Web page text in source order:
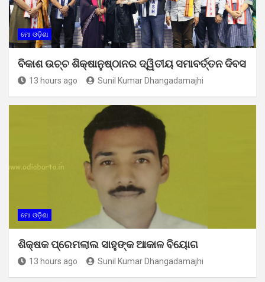
ମୋ ଓଡ଼ିଶା
ବିକାଶ ଉଚ୍ଚ ଶିକ୍ଷାନୁଷ୍ଠାନର ଦ୍ୱିତୀୟ ସମାବର୍ତ୍ତନ ଦିବସ
13 hours ago Sunil Kumar Dhangadamajhi
ମୋ ଓଡ଼ିଶା
ଶିକ୍ଷକ ପ୍ରେମଲାଲ ସାହୁଙ୍କ ଆକାଳ ବିୟୋଗ
13 hours ago Sunil Kumar Dhangadamajhi